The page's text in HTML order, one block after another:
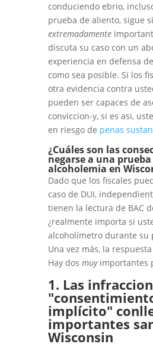
conduciendo ebrio,
prueba de aliento, sigue
extremadamente
discuta su caso con un
experiencia en defensa
como sea posible. Si los
otra evidencia contra
pueden ser capaces de
conviccion-y, si es asi,
en riesgo de penas
¿Cuáles son las
negarse a una prueba
alcoholemia en
Dado que los fiscales
caso de DUI,
tienen la lectura de BAC
¿realmente importa si
alcoholímetro durante su
Una vez más, la
Hay dos muyimportantes
1. Las
implícito"
importantes
Wisconsin